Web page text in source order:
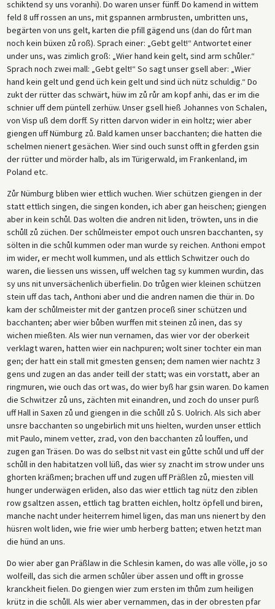
schiktend sy uns voranhi). Do waren unser fünff. Do kamend in wittem
feld 8 uff rossen an uns, mit gspannen armbrusten, umbritten uns,
begärten von uns gelt, karten die pfill gägend uns (dan do fůrt man
noch kein büxen zů roß). Sprach einer: „Gebt gelt!“ Antwortet einer
under uns, was zimlich groß: „Wier hand kein gelt, sind arm schůler.“
Sprach noch zwei mall: „Gebt gelt!“ So sagt unser gsell aber: „Wier
hand kein gelt und gend üch kein gelt und sind üch nütz schuldig.“ Do
zukt der rütter das schwärt, hüw im zů růr am kopf anhi, das er im die
schnier uff dem püntell zerhüw. Unser gsell hieß Johannes von Schalen,
von Visp uß dem dorff. Sy ritten darvon wider in ein holtz; wier aber
giengen uff Nümburg zů. Bald kamen unser bacchanten; die hatten die
schelmen nienert gesächen. Wier sind ouch sunst offt in gferden gsin
der rütter und mörder halb, als im Türigerwald, im Frankenland, im
Poland etc.
Zůr Nümburg bliben wier ettlich wuchen. Wier schützen giengen in der
statt ettlich singen, die singen konden, ich aber gan heischen; giengen
aber in kein schůl. Das wolten die andren nit liden, tröwten, uns in die
schůll zů züchen. Der schůlmeister empot ouch unsren bacchanten, sy
sölten in die schůl kummen oder man wurde sy reichen. Anthoni empot
im wider, er mecht woll kummen, und als ettlich Schwitzer ouch do
waren, die liessen uns wissen, uff welchen tag sy kummen wurdin, das
sy uns nit unversächenlich überfielin. Do trůgen wier kleinen schützen
stein uff das tach, Anthoni aber und die andren namen die thür in. Do
kam der schůlmeister mit der gantzen proceß siner schützen und
bacchanten; aber wier bůben wurffen mit steinen zů inen, das sy
wichen mießten. Als wier nun vernamen, das wier vor der oberkeit
verklagt waren, hatten wier ein nachpuren; wolt siner tochter ein man
gen; der hatt ein stall mit gmesten gensen; dem namen wier nachtz 3
gens und zugen an das ander teill der statt; was ein vorstatt, aber an
ringmuren, wie ouch das ort was, do wier byß har gsin waren. Do kamen
die Schwitzer zů uns, zächten mit einandren, und zoch do unser purß
uff Hall in Saxen zů und giengen in die schůll zů S. Uolrich. Als sich aber
unsre bacchanten so ungebirlich mit uns hielten, wurden unser ettlich
mit Paulo, minem vetter, zrad, von den bacchanten zů louffen, und
zugen gan Träsen. Do was do selbst nit vast ein gůtte schůl und uff der
schůll in den habitatzen voll lüß, das wier sy znacht im strow under uns
ghorten kräßmen; brachen uff und zugen uff Präßlen zů, miesten vill
hunger underwägen erliden, also das wier ettlich tag nütz den ziblen
row gsaltzen assen, ettlich tag bratten eichlen, holtz öpfell und biren,
manche nacht under heiterrem himel ligen, das man uns nienert by den
hüsren wolt liden, wie frie wier umb herberg batten; etwen hetzt man
die hünd an uns.
Do wier aber gan Präßlaw in die Schlesin kamen, do was alle völle, jo so
wolfeill, das sich die armen schůler über assen und offt in grosse
kranckheit fielen. Do giengen wier zum ersten im thům zum heiligen
krütz in die schůll. Als wier aber vernammen, das in der obresten pfar